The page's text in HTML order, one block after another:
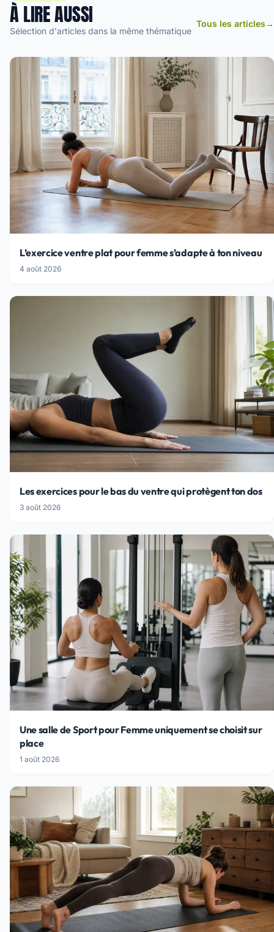
À LIRE AUSSI
Sélection d'articles dans la même thématique
Tous les articles→
L’exercice ventre plat pour femme s’adapte à ton niveau
4 août 2026
Les exercices pour le bas du ventre qui protègent ton dos
3 août 2026
Une salle de Sport pour Femme uniquement se choisit sur
place
1 août 2026